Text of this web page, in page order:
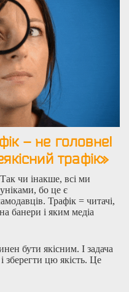
– не головне!
трафік»
чи інакше, всі ми
бо це є
Трафік = читачі,
банери і яким медіа
бути якісним. І задача
зберегти цю якість. Це